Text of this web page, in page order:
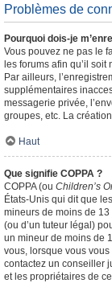
Problèmes de
Pourquoi dois-je
Vous pouvez ne pas le
les forums afin qu’il
Par ailleurs,
supplémentaires
messagerie privée,
groupes, etc. La
Haut
Que signifie COPPA ?
COPPA (ou Children’s
États-Unis qui dit que
mineurs de moins de
(ou d’un tuteur légal)
un mineur de moins de
vous, lorsque vous
contactez un conseiller
et les propriétaires de